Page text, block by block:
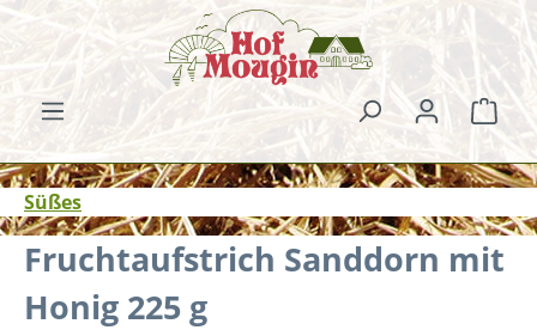
Zum Hauptinhalt springen
Süßes
Fruchtaufstrich Sanddorn mit
Honig 225 g